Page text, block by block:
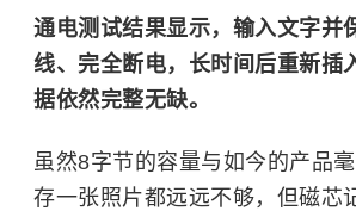
通电测试结果显示，输入文字并
线、完全断电，长时间后重新插
据依然完整无缺。
虽然8字节的容量与如今的产品
存一张照片都远远不够，但磁芯